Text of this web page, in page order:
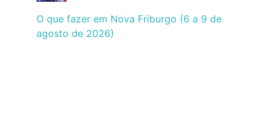
O que fazer em Nova Friburgo (6 a 9 de
agosto de 2026)